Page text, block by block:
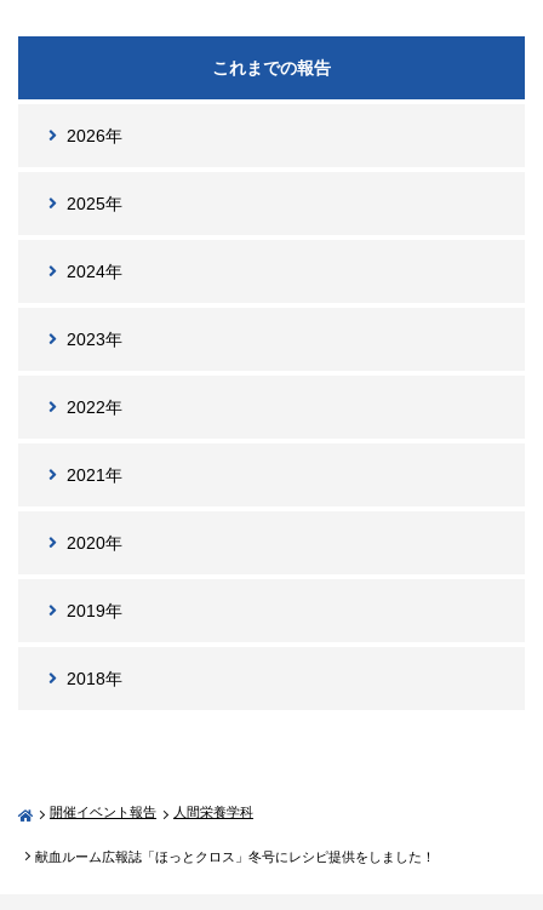
これまでの報告
2026年
2025年
2024年
2023年
2022年
2021年
2020年
2019年
2018年
開催イベント報告 人間栄養学科
献血ルーム広報誌「ほっとクロス」冬号にレシピ提供をしました！